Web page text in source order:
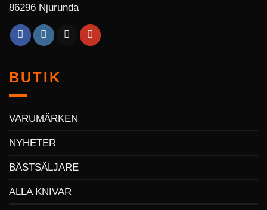
86296 Njurunda
BUTIK
VARUMÄRKEN
NYHETER
BÄSTSÄLJARE
ALLA KNIVAR